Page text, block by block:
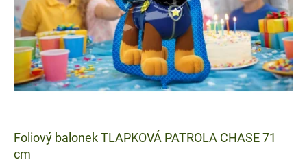
Foliový balonek TLAPKOVÁ PATROLA CHASE 71
cm